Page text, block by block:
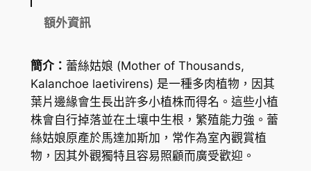
e
r
o
f
T
h
額外資訊
簡介： 蕾絲姑娘 (Mother of Thousands,
Kalanchoe laetivirens) 是一種多肉植物，因其
葉片邊緣會生長出許多小植株而得名。這些小植
株會自行掉落並在土壤中生根，繁殖能力強。蕾
絲姑娘原產於馬達加斯加，常作為室內觀賞植
物，因其外觀獨特且容易照顧而廣受歡迎。